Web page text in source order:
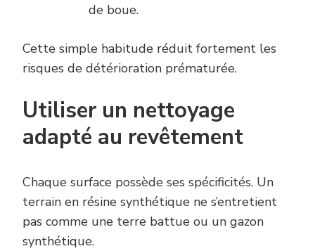
de boue.
Cette simple habitude réduit fortement les
risques de détérioration prématurée.
Utiliser un nettoyage
adapté au revêtement
Chaque surface possède ses spécificités. Un
terrain en résine synthétique ne s’entretient
pas comme une terre battue ou un gazon
synthétique.